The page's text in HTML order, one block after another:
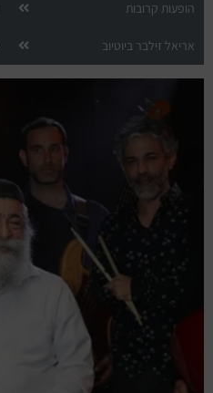
הצגות ילדים
הופעות חיות
הצגות תיאטרון
מחזות זמר
מחול ובלט
קונצרטים
הרצאות
סרטים
חופשה והופעה
הופעות קרובות
אריאל זילבר ביוטיוב